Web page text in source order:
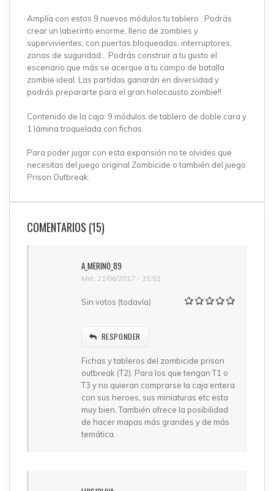
Amplía con estos 9 nuevos módulos tu tablero . Podrás
crear un laberinto enorme, lleno de zombies y
supervivientes, con puertas bloqueadas, interruptores,
zonas de suguridad... Podrás construir a tu gusto el
escenario que más se acerque a tu campo de batalla
zombie ideal. Las partidas ganarán en diversidad y
podrás prepararte para el gran holocausto zombie!!
Contenido de la caja: 9 módulos de tablero de doble cara y
1 lámina troquelada con fichas.
Para poder jugar con esta expansión no te olvides que
necesitas del juego original Zombicide o también del juego
Prison Outbreak.
COMENTARIOS (15)
A_MERINO_89
Mié, 21/06/2017 - 15:51
Sin votos (todavía)
RESPONDER
Fichas y tableros del zombicide prison
outbreak (T2). Para los que tengan T1 o
T3 y no quieran comprarse la caja entera
con sus heroes, sus miniaturas etc esta
muy bien. También ofrece la posibilidad
de hacer mapas más grandes y de más
temática.